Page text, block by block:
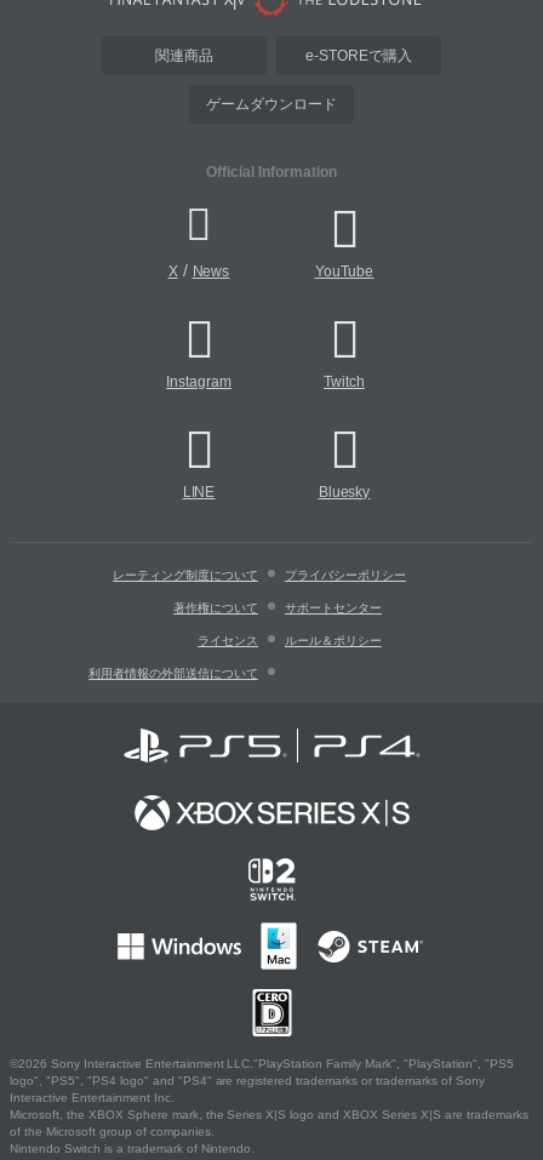
関連商品 e-STOREで購入
ゲームダウンロード
Official Information
X/ News YouTube
Instagram Twitch
LINE Bluesky
レーティング制度について プライバシーポリシー
著作権について サポートセンター
ライセンス ルール＆ポリシー
利用者情報の外部送信について
©2026 Sony Interactive Entertainment LLC."PlayStation Family Mark", "PlayStation", "PS5
logo", "PS5", "PS4 logo" and "PS4" are registered trademarks or trademarks of Sony
Interactive Entertainment Inc.
Microsoft, the XBOX Sphere mark, the Series X|S logo and XBOX Series X|S are trademarks
of the Microsoft group of companies.
Nintendo Switch is a trademark of Nintendo.